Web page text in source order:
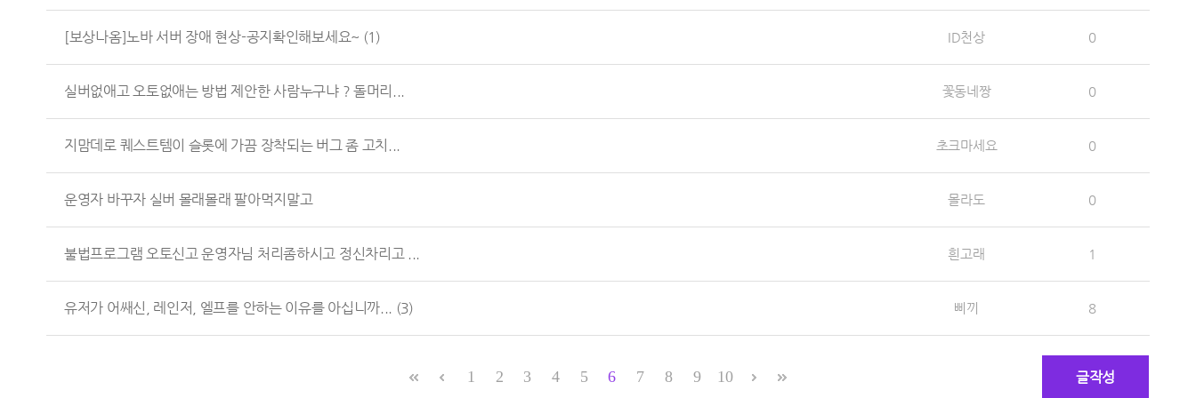
[보상나옴]노바 서버 장애 현상-공지확인해보세요~ (1) ID천상 0
실버없애고 오토없애는 방법 제안한 사람누구냐 ? 돌머리... 꽃동네짱 0
지맘데로 퀘스트템이 슬롯에 가끔 장착되는 버그 좀 고치... 초크마세요 0
운영자 바꾸자 실버 몰래몰래 팔아먹지말고 몰라도 0
불법프로그램 오토신고 운영자님 처리좀하시고 정신차리고 ... 흰고래 1
유저가 어쌔신, 레인저, 엘프를 안하는 이유를 아십니까... (3) 삐끼 8
1 2 3 4 5 6 7 8 9 10 글작성